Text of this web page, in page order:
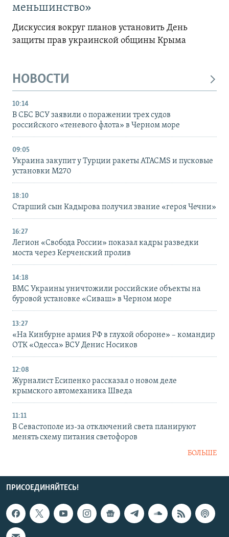
меньшинство»
Дискуссия вокруг планов установить День
защиты прав украинской общины Крыма
НОВОСТИ
10:14
В СБС ВСУ заявили о поражении трех судов
российского «теневого флота» в Черном море
09:05
Украина закупит у Турции ракеты ATACMS и пусковые
установки M270
18:10
Старший сын Кадырова получил звание «героя Чечни»
16:27
Легион «Свобода России» показал кадры разведки
моста через Керченский пролив
14:18
ВМС Украины уничтожили российские объекты на
буровой установке «Сиваш» в Черном море
13:27
«На Кинбурне армия РФ в глухой обороне» – командир
ОТК «Одесса» ВСУ Денис Носиков
12:08
Журналист Есипенко рассказал о новом деле
крымского автомеханика Шведа
11:11
В Севастополе из-за отключений света планируют
менять схему питания светофоров
БОЛЬШЕ
ПРИСОЕДИНЯЙТЕСЬ!